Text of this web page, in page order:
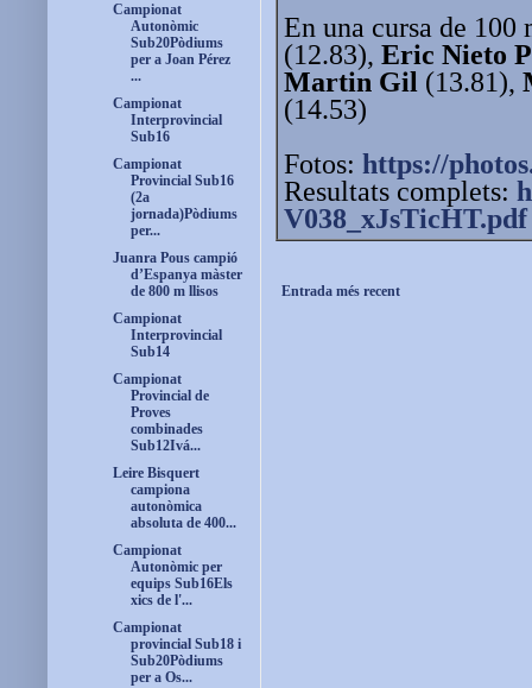
En una cursa de
(12.83), Eric Nieto
Martin Gil (13.81),
(14.53)
Fotos: https://
Resultats complets:
V038_xJsTicHT.pdf
Entrada més recent
Campionat
Autonòmic
Sub20Pòdiums
per a Joan Pérez
...
Campionat
Interprovincial
Sub16
Campionat
Provincial Sub16
(2a
jornada)Pòdiums
per...
Juanra Pous campió
d’Espanya màster
de 800 m llisos
Campionat
Interprovincial
Sub14
Campionat
Provincial de
Proves
combinades
Sub12Ivá...
Leire Bisquert
campiona
autonòmica
absoluta de 400...
Campionat
Autonòmic per
equips Sub16Els
xics de l'...
Campionat
provincial Sub18 i
Sub20Pòdiums
per a Os...